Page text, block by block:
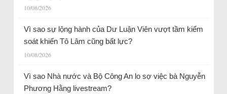
10/08/2026
Vì sao sự lộng hành của Dư Luận Viên vượt tầm kiểm
soát khiến Tô Lâm cũng bất lực?
10/08/2026
Vì sao Nhà nước và Bộ Công An lo sợ việc bà Nguyễn
Phương Hằng livestream?